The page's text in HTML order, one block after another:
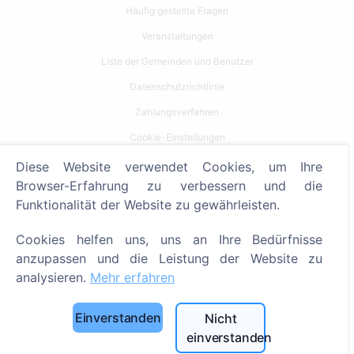
Häufig gestellte Fragen
Veranstaltungen
Liste der Gemeinden und Benutzer
Datenschutzrichtlinie
Zahlungsverfahren
Cookie-Einstellungen
Suche
Bestattete suchen
Dienstleistungen
Kontakt
SIA "CEMETY", LV40103618951
Diese Website verwendet Cookies, um Ihre
Browser-Erfahrung zu verbessern und die
Funktionalität der Website zu gewährleisten.
Cookies helfen uns, uns an Ihre Bedürfnisse
anzupassen und die Leistung der Website zu
analysieren. Mehr erfahren
Einverstanden
Nicht
einverstanden